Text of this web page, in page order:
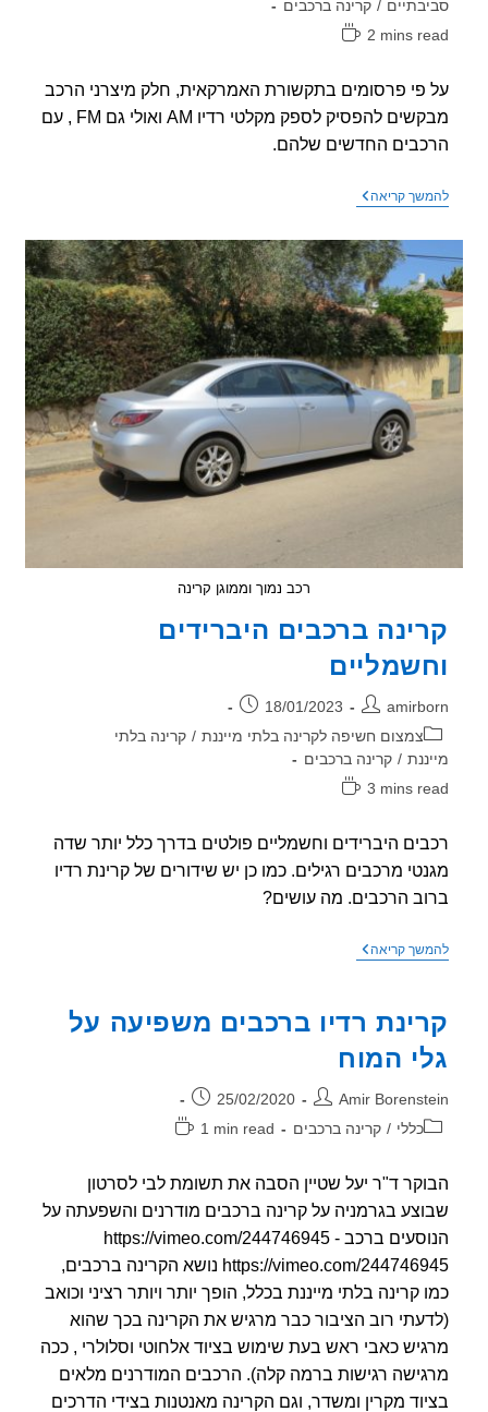
/ קרינה ברכבים
2 mins
פי פרסומים בתקשורת האמרקאית, חלק מיצרני הרכב
מבקשים להפסיק לספק מקלטי רדיו AM ואולי גם FM , עם
החדשים שלהם.
קריאהיצרני
להפסיק
להתקין
מקלט
רדיו
ברכבים
שלהם
רכב נמוך וממוגן קרינה
ברכבים היברידים
פורסם:
18/01/2023
צמצום חשיפה לקרינה בלתי מייננת / קרינה בלתי
קרינה ברכבים
3 mins
היברידים וחשמליים פולטים בדרך כלל יותר שדה
מרכבים רגילים. כמו כן יש שידורים של קרינת רדיו
הרכבים. מה עושים?
קריאהקרינה
רדיו ברכבים משפיעה על
המוח
Amir פורסם:
25/02/2020
קרינה ברכבים
זמן
1 min read
ד"ר יעל שטיין הסבה את תשומת לבי לסרטון
בגרמניה על קרינה ברכבים מודרנים והשפעתה על
הנוסעים ברכב - https://vimeo.com/244746945
https://vimeo.com/244746945 נושא הקרינה ברכבים,
קרינה בלתי מייננת בכלל, הופך יותר ויותר רציני וכואב
רוב הציבור כבר מרגיש את הקרינה בכך שהוא
כאבי ראש בעת שימוש בציוד אלחוטי וסלולרי , ככה
רגישות ברמה קלה). הרכבים המודרנים מלאים
מקרין ומשדר, וגם הקרינה מאנטנות בצידי הדרכים